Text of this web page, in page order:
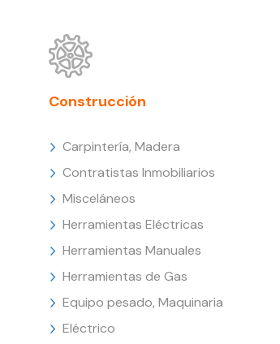
Construcción
Carpintería, Madera
Contratistas Inmobiliarios
Misceláneos
Herramientas Eléctricas
Herramientas Manuales
Herramientas de Gas
Equipo pesado, Maquinaria
Eléctrico